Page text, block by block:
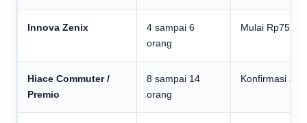
Innova Zenix
4 sampai 6
orang
Mulai
Hiace Commuter /
Premio
8 sampai 14
orang
Konfirmasi